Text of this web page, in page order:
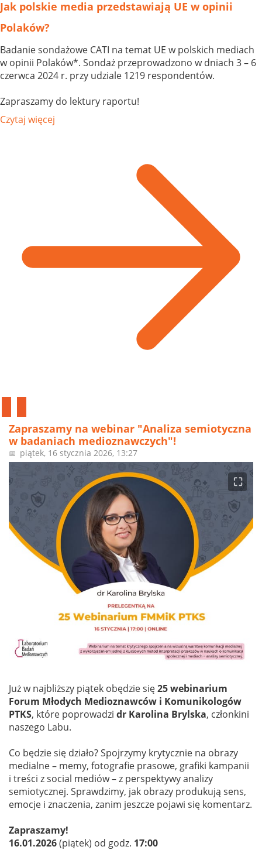
Jak polskie media przedstawiają UE w opinii
Polaków?
Badanie sondażowe CATI na temat UE w polskich mediach
w opinii Polaków*. Sondaż przeprowadzono w dniach 3 – 6
czerwca 2024 r. przy udziale 1219 respondentów.
Zapraszamy do lektury raportu!
Czytaj więcej
Zapraszamy na webinar "Analiza semiotyczna
w badaniach medioznawczych"!
📅 piątek, 16 stycznia 2026, 13:27
⛶
Już w najbliższy piątek obędzie się25 webinarium
Forum Młodych Medioznawców i Komunikologów
PTKS, które poprowadzi dr Karolina Brylska, członkini
naszego Labu.
Co będzie się działo? Spojrzymy krytycznie na obrazy
medialne – memy, fotografie prasowe, grafiki kampanii
i treści z social mediów – z perspektywy analizy
semiotycznej. Sprawdzimy, jak obrazy produkują sens,
emocje i znaczenia, zanim jeszcze pojawi się komentarz.
Zapraszamy!
16.01.2026(piątek) od godz. 17:00